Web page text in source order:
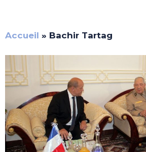
Accueil » Bachir Tartag